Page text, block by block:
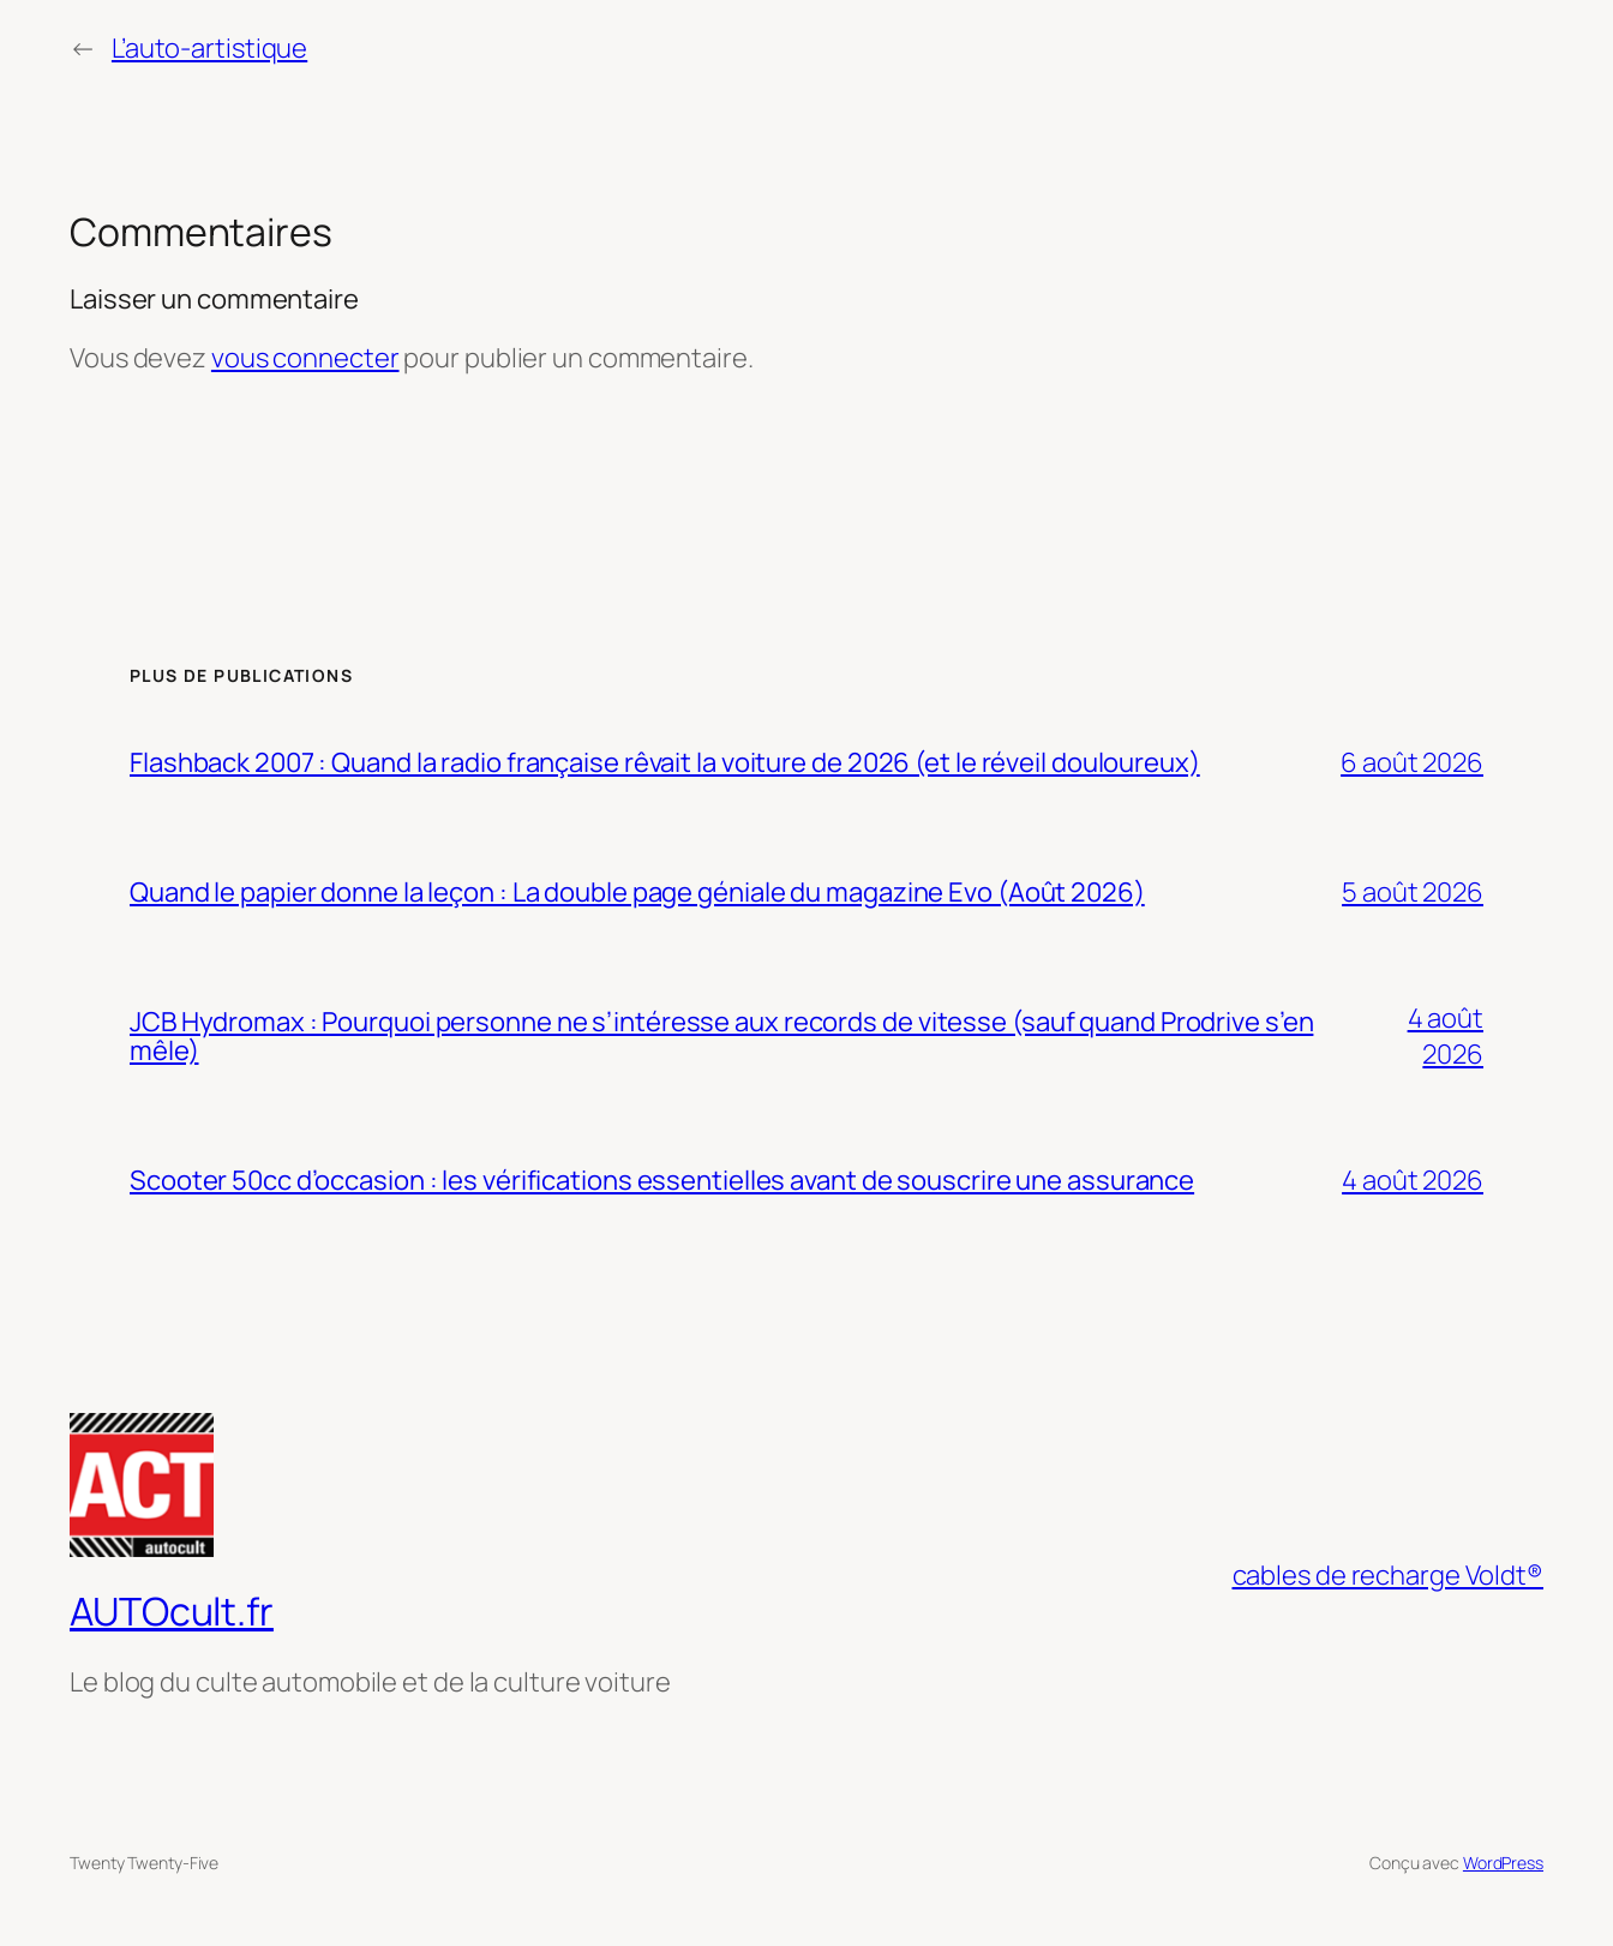
← L’auto-artistique
Commentaires
Laisser un commentaire
Vous devezvous connecterpour publier un commentaire.
PLUS DE PUBLICATIONS
Flashback 2007 : Quand la radio française rêvait la voiture de 2026 (et le réveil douloureux) 6 août 2026
Quand le papier donne la leçon : La double page géniale du magazine Evo (Août 2026) 5 août 2026
JCB Hydromax : Pourquoi personne ne s’intéresse aux records de vitesse (sauf quand Prodrive s’en
mêle)
4 août
2026
Scooter 50cc d’occasion : les vérifications essentielles avant de souscrire une assurance 4 août 2026
AUTOcult.fr
Le blog du culte automobile et de la culture voiture
cables de recharge Voldt®
Twenty Twenty-Five Conçu avec WordPress